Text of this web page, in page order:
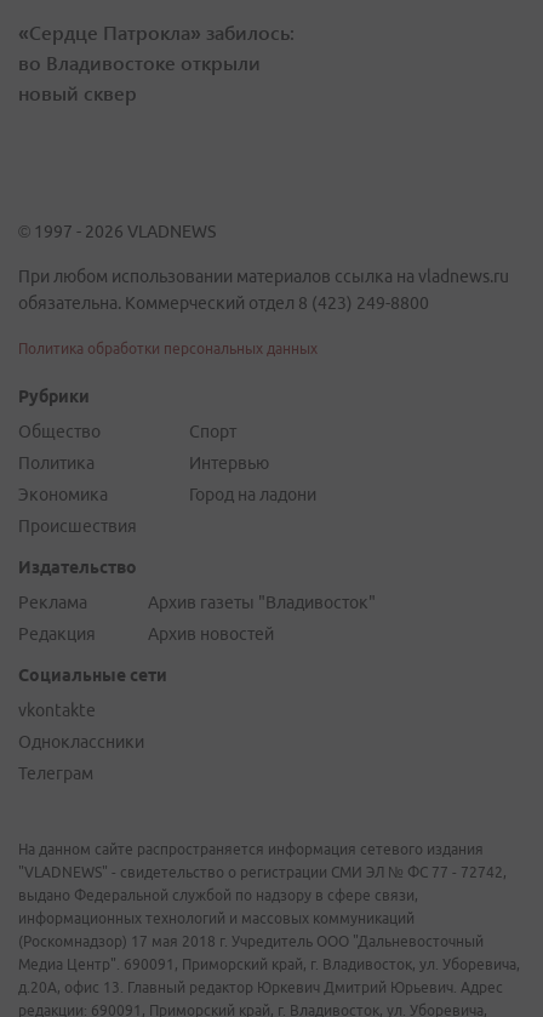
«Сердце Патрокла» забилось:
во Владивостоке открыли
новый сквер
© 1997 - 2026 VLADNEWS
При любом использовании материалов ссылка на vladnews.ru
обязательна. Коммерческий отдел 8 (423) 249-8800
Политика обработки персональных данных
Рубрики
Общество
Политика
Экономика
Происшествия
Спорт
Интервью
Город на ладони
Издательство
Реклама
Редакция
Архив газеты "Владивосток"
Архив новостей
Социальные сети
vkontakte
Одноклассники
Телеграм
На данном сайте распространяется информация сетевого издания
"VLADNEWS" - свидетельство о регистрации СМИ ЭЛ № ФС 77 - 72742,
выдано Федеральной службой по надзору в сфере связи,
информационных технологий и массовых коммуникаций
(Роскомнадзор) 17 мая 2018 г. Учредитель ООО "Дальневосточный
Медиа Центр". 690091, Приморский край, г. Владивосток, ул. Уборевича,
д.20А, офис 13. Главный редактор Юркевич Дмитрий Юрьевич. Адрес
редакции: 690091, Приморский край, г. Владивосток, ул. Уборевича,